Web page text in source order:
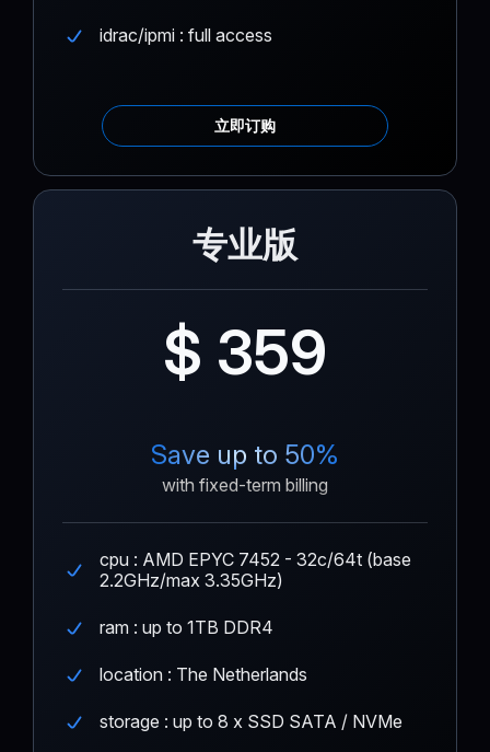
idrac/ipmi : full access
立即订购
专业版
$ 359
Save up to 50%
with fixed-term billing
cpu : AMD EPYC 7452 - 32c/64t (base
2.2GHz/max 3.35GHz)
ram : up to 1TB DDR4
location : The Netherlands
storage : up to 8 x SSD SATA / NVMe